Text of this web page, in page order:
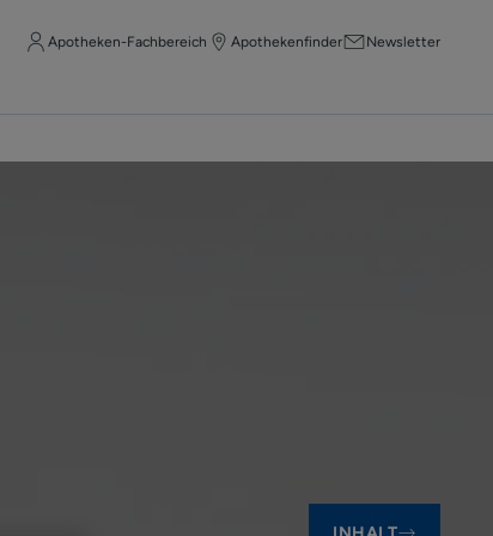
Apotheken-Fachbereich Apothekenfinder Newsletter